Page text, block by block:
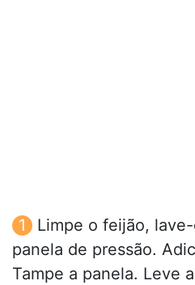
Limpe o feijão,
panela de pressão.
Tampe a panela. Leve